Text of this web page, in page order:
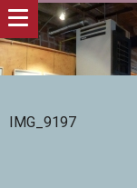
IMG_9197